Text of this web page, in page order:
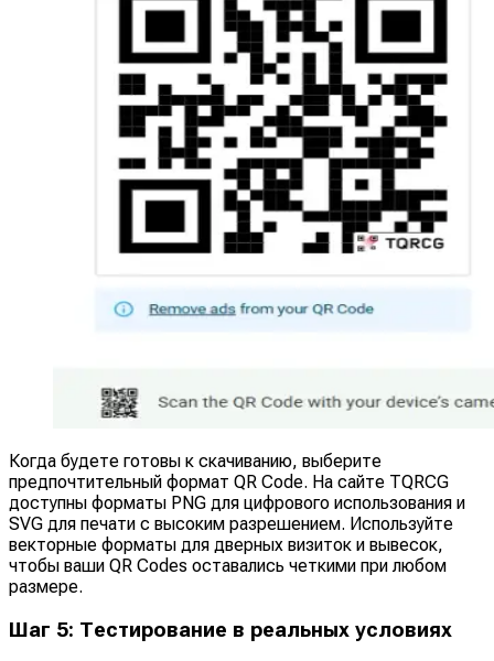
Когда будете готовы к скачиванию, выберите
предпочтительный формат QR Code. На сайте TQRCG
доступны форматы PNG для цифрового использования и
SVG для печати с высоким разрешением. Используйте
векторные форматы для дверных визиток и вывесок,
чтобы ваши QR Codes оставались четкими при любом
размере.
Шаг 5: Тестирование в реальных условиях